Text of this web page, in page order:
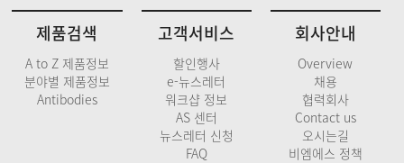
제품검색
A to Z 제품정보
분야별 제품정보
Antibodies
고객서비스
할인행사
e-뉴스레터
워크샵 정보
AS 센터
뉴스레터 신청
FAQ
회사안내
Overview
채용
협력회사
Contact us
오시는길
비엠에스 정책